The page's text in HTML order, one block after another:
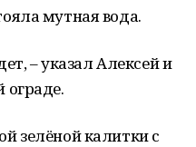
мутная вода.
– указал Алексей и
ограде.
зелёной калитки с